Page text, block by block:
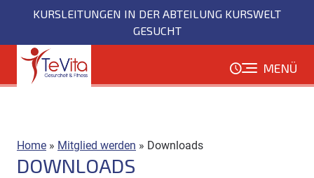
Inhalt
KURSLEITUNGEN IN DER ABTEILUNG KURSWELT
GESUCHT
MENÜ
Home » Mitglied werden » Downloads
DOWNLOADS